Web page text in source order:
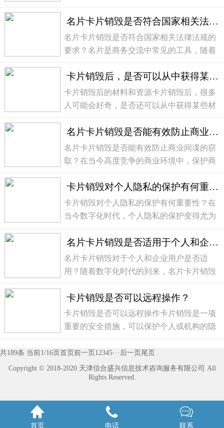
容易被他人利用，因此，正确销毁这些卡片
是保护个人信息安全的必要步骤。下面将介
绍一些方法...
名片卡片销毁是否符合国家相关法律法规的要求？
名片卡片销毁是否符合国家相关法律法规的
要求？名片是商务交流中常见的工具，随着
销毁问题。名片卡片销毁是否符合国家相关
法律法规的要求？这是一个重要的议题。下
面将从法律...
卡片销毁后，是否可以从中获得某些材料或资源？
卡片销毁后的材料和资源卡片销毁后，很多
人可能会好奇，是否还可以从中获得某些材
销毁后的情况，并讨论是否可以从中获取任
何有用的东西。卡片销毁的过程在了解卡片
销毁后的材...
名片卡片销毁是否能有效防止商业间谍的窃取？
名片卡片销毁是否能有效防止商业间谍的窃
取？在当今高度竞争的商业环境中，保护商
商业间谍不断利用各种技术手段窃取竞争对
手的商业机密，给企业造成严重的损失。名
片卡片销毁...
卡片销毁对个人隐私的保护有何重要性？
卡片销毁对个人隐私的保护有何重要性？在
当今数字化时代，个人隐私的保护变得尤为
保个人隐私不被泄露。本文将详细介绍卡片
销毁的重要性，并探讨其对个人隐私保护的
价值。卡片...
名片卡片销毁是否适用于个人和企业用户？
名片卡片销毁对于个人和企业用户是否适
用？随着数字化时代的到来，名片卡片销毁
注的话题。在过去，名片卡片是人们交流联
系方式的重要工具，但随着电子通讯的普
及，越来越多的...
卡片销毁是否可以远程操作？
卡片销毁是否可以远程操作卡片销毁是一项
重要的安全措施，可以保护个人或机构的隐
毁的操作方式有所困惑，尤其是关于远程操
作的问题。本文将详细介绍卡片销毁是否可
以远程操作...
共189条 当前1/16页首页前一页12345··· 后一页尾页
Copyright © 2018-2020 天津信合盛兴信息技术咨询服务有限公司 All
Rights Reserved.

首页

电话

联系